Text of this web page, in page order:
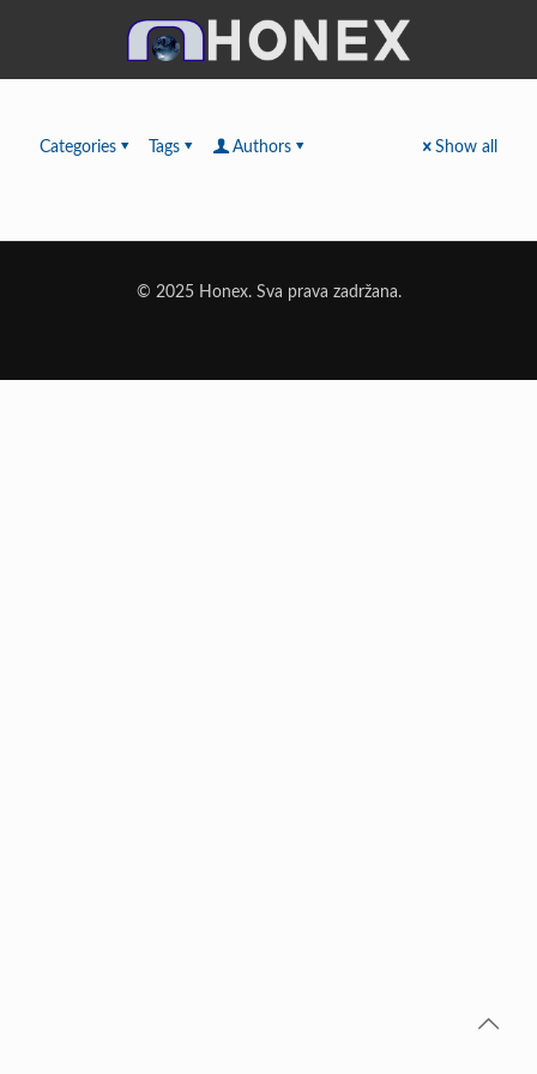
Categories Tags Authors Show all
© 2025 Honex. Sva prava zadržana.